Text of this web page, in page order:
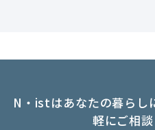
N・istはあなたの暮らし
軽にご相談